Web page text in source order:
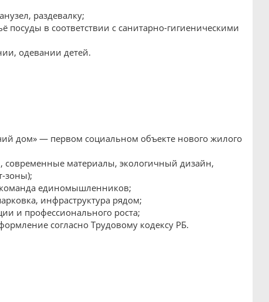
раздевалку;
посуды в соответствии с санитарно-гигиеническими
одевании детей.
дом» — первом социальном объекте нового жилого
современные материалы, экологичный дизайн,
зоны);
единомышленников;
инфраструктура рядом;
и профессионального роста;
согласно Трудовому кодексу РБ.